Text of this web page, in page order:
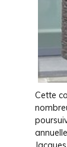
Cette